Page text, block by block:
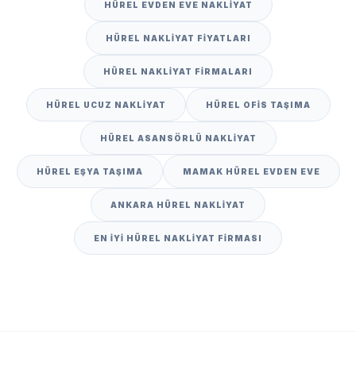
HÜREL EVDEN EVE NAKLIYAT
HÜREL NAKLIYAT FIYATLARI
HÜREL NAKLIYAT FIRMALARI
HÜREL UCUZ NAKLIYAT HÜREL OFIS TAŞIMA
HÜREL ASANSÖRLÜ NAKLIYAT
HÜREL EŞYA TAŞIMA MAMAK HÜREL EVDEN EVE
ANKARA HÜREL NAKLIYAT
EN IYI HÜREL NAKLIYAT FIRMASI